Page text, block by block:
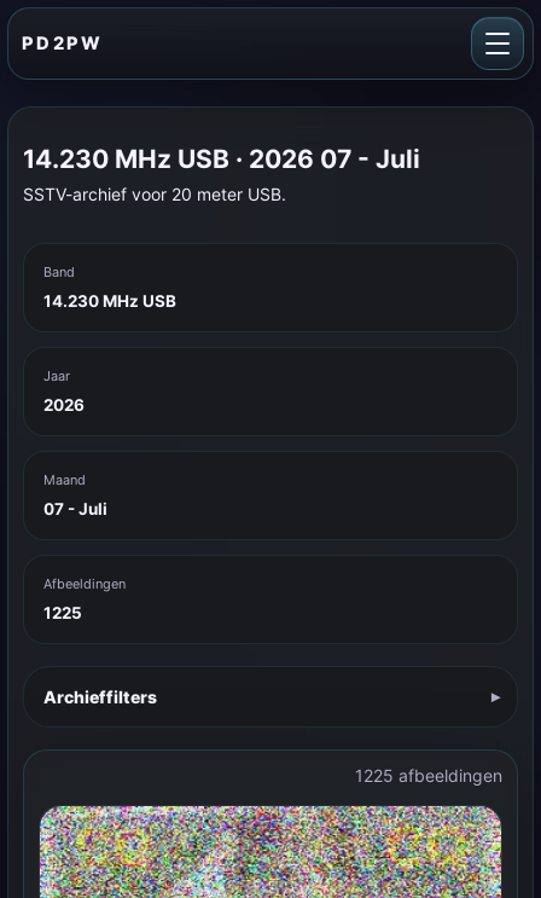
PD2PW
14.230 MHz USB · 2026 07 - Juli
SSTV-archief voor 20 meter USB.
Band
14.230 MHz USB
Jaar
2026
Maand
07 - Juli
Afbeeldingen
1225
Archieffilters
1225 afbeeldingen